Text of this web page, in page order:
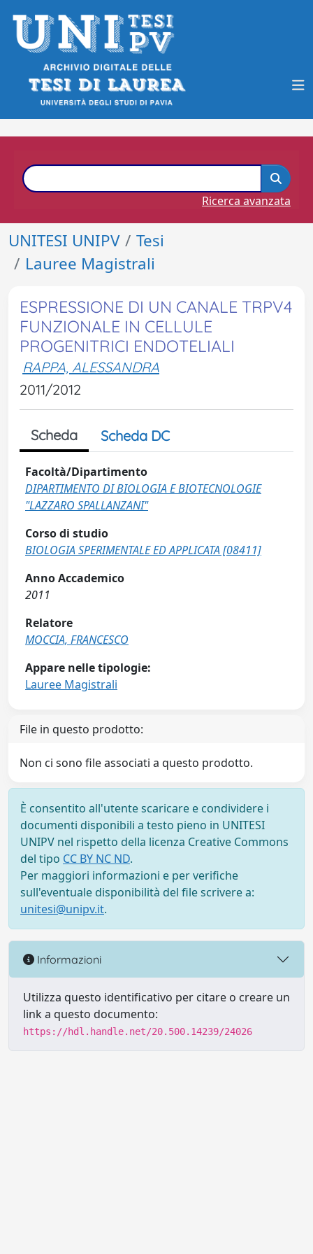
Ricerca avanzata
UNITESI UNIPV
Tesi
Lauree Magistrali
ESPRESSIONE DI UN CANALE TRPV4
FUNZIONALE IN CELLULE
PROGENITRICI ENDOTELIALI
RAPPA, ALESSANDRA
2011/2012
Scheda Scheda DC
Facoltà/Dipartimento
DIPARTIMENTO DI BIOLOGIA E BIOTECNOLOGIE
"LAZZARO SPALLANZANI"
Corso di studio
BIOLOGIA SPERIMENTALE ED APPLICATA [08411]
Anno Accademico
2011
Relatore
MOCCIA, FRANCESCO
Appare nelle tipologie:
Lauree Magistrali
File in questo prodotto:
Non ci sono file associati a questo prodotto.
È consentito all'utente scaricare e condividere i
documenti disponibili a testo pieno in UNITESI
UNIPV nel rispetto della licenza Creative Commons
del tipo CC BY NC ND.
Per maggiori informazioni e per verifiche
sull'eventuale disponibilità del file scrivere a:
unitesi@unipv.it.
Informazioni
Utilizza questo identificativo per citare o creare un
link a questo documento:
https://hdl.handle.net/20.500.14239/24026